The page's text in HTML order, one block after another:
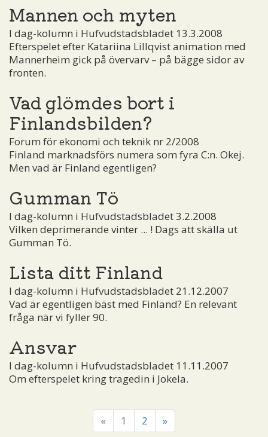
Mannen och myten
I dag-kolumn i Hufvudstadsbladet 13.3.2008
Efterspelet efter Katariina Lillqvist animation med
Mannerheim gick på övervarv – på bägge sidor av
fronten.
Vad glömdes bort i
Finlandsbilden?
Forum för ekonomi och teknik nr 2/2008
Finland marknadsförs numera som fyra C:n. Okej.
Men vad är Finland egentligen?
Gumman Tö
I dag-kolumn i Hufvudstadsbladet 3.2.2008
Vilken deprimerande vinter ... ! Dags att skälla ut
Gumman Tö.
Lista ditt Finland
I dag-kolumn i Hufvudstadsbladet 21.12.2007
Vad är egentligen bäst med Finland? En relevant
fråga när vi fyller 90.
Ansvar
I dag-kolumn i Hufvudstadsbladet 11.11.2007
Om efterspelet kring tragedin i Jokela.
« 1 2 »